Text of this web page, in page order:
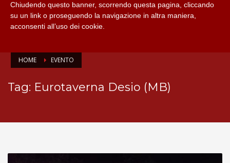
HOME EVENTO
Tag: Eurotaverna Desio (MB)
Chiudendo questo banner, scorrendo questa pagina, cliccando
su un link o proseguendo la navigazione in altra maniera,
acconsenti all’uso dei cookie.